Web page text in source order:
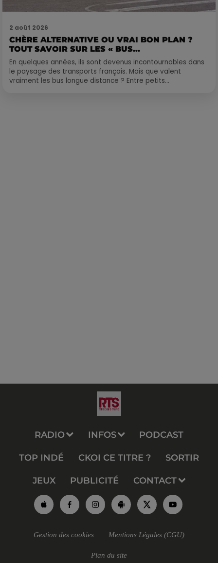
2 août 2026
CHÈRE ALTERNATIVE OU VRAI BON PLAN ?
TOUT SAVOIR SUR LES « BUS...
En quelques années, ils sont devenus incontournables dans
le paysage des transports français. Mais que valent
vraiment les bus longue distance ? Entre petits...
RADIO INFOS PODCAST
TOP INDÉ CKOI CE TITRE ? SORTIR
JEUX PUBLICITÉ CONTACT
Gestion des cookies Mentions Légales (CGU)
Plan du site